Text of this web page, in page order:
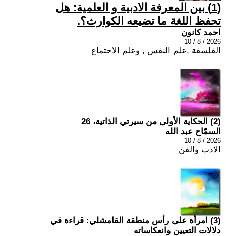
(1) بين المعرفة الادبية و العلمية: هل
تحفظ اللغة ما تضيعه الكوارث؟.
احمد كانون
2026 / 8 / 10
الفلسفة ,علم النفس , وعلم الاجتماع
(2) الحكاية الأولى من سيرتي الذاتية، 26
السمّاح عبد الله
2026 / 8 / 10
الادب والفن
(3) امرأة على رأس منطقة القامشلي: قراءة في
دلالات التعيين وانعكاساته